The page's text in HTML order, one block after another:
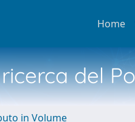
Home
del
in Volume